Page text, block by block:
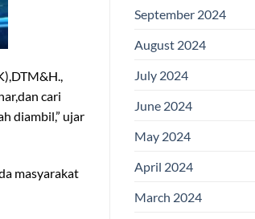
cari
diambil,” ujar
masyarakat
September 2024
August 2024
July 2024
June 2024
May 2024
April 2024
March 2024